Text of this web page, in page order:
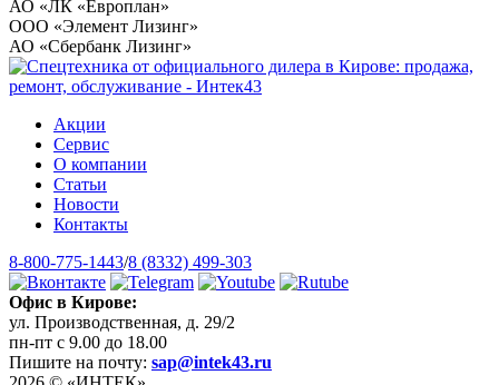
АО «ЛК «Европлан»
ООО «Элемент Лизинг»
АО «Сбербанк Лизинг»
Акции
Сервис
О компании
Статьи
Новости
Контакты
8-800-775-1443/8 (8332) 499-303
Офис в Кирове:
ул. Производственная, д. 29/2
пн-пт с 9.00 до 18.00
Пишите на почту: sap@intek43.ru